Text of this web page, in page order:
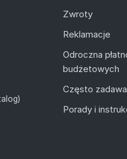
Zwroty
Reklamacje
Odroczna
budżetowych
Często
Porady i